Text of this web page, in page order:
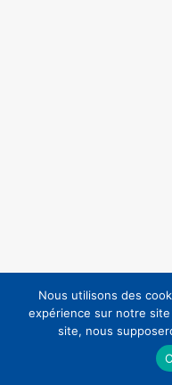
Nous utilisons des
expérience sur notre
site, nous